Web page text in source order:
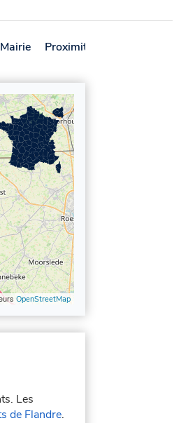
Mairie Proximité
OpenStreetMap
Les
de Flandre.